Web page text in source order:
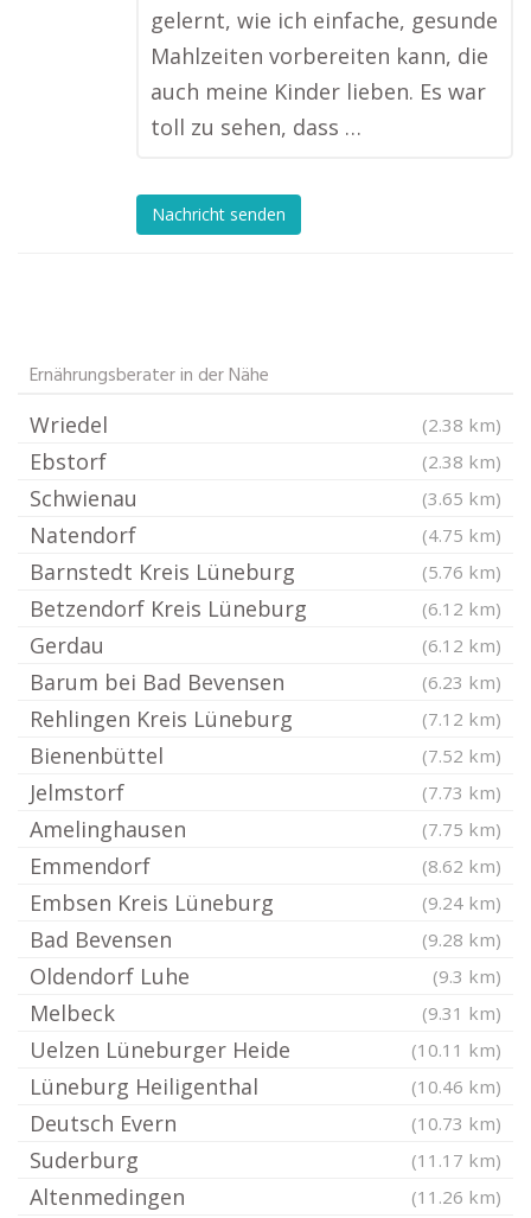
gelernt, wie ich einfache, gesunde
Mahlzeiten vorbereiten kann, die
auch meine Kinder lieben. Es war
toll zu sehen, dass …
Nachricht senden
Ernährungsberater in der Nähe
Wriedel (2.38 km)
Ebstorf (2.38 km)
Schwienau (3.65 km)
Natendorf (4.75 km)
Barnstedt Kreis Lüneburg (5.76 km)
Betzendorf Kreis Lüneburg (6.12 km)
Gerdau (6.12 km)
Barum bei Bad Bevensen (6.23 km)
Rehlingen Kreis Lüneburg (7.12 km)
Bienenbüttel (7.52 km)
Jelmstorf (7.73 km)
Amelinghausen (7.75 km)
Emmendorf (8.62 km)
Embsen Kreis Lüneburg (9.24 km)
Bad Bevensen (9.28 km)
Oldendorf Luhe (9.3 km)
Melbeck (9.31 km)
Uelzen Lüneburger Heide (10.11 km)
Lüneburg Heiligenthal (10.46 km)
Deutsch Evern (10.73 km)
Suderburg (11.17 km)
Altenmedingen (11.26 km)